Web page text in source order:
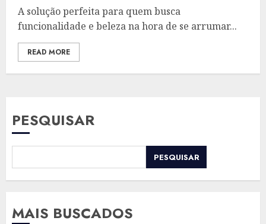
A solução perfeita para quem busca
funcionalidade e beleza na hora de se arrumar...
READ MORE
PESQUISAR
PESQUISAR
MAIS BUSCADOS